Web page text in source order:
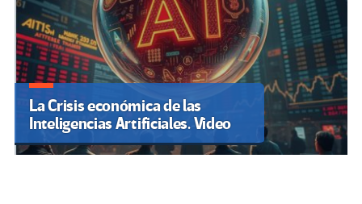
La Crisis económica de las
Inteligencias Artificiales. Video